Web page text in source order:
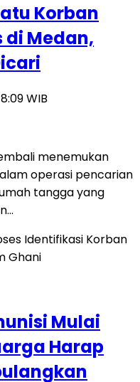
Korban
di Medan,
WIB
menemukan
operasi pencarian
tangga yang
Mulai
Harap